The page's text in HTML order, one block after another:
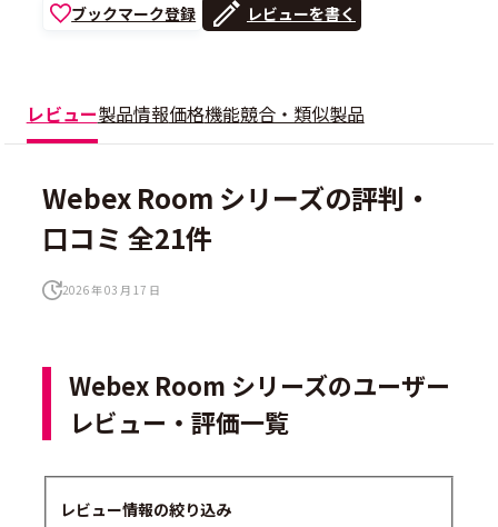
ブックマーク登録 レビューを書く
レビュー製品情報価格機能競合・類似製品
Webex Room シリーズの評判・
口コミ 全21件
2026 年 03 月 17 日
Webex Room シリーズのユーザー
レビュー・評価一覧
レビュー情報の絞り込み